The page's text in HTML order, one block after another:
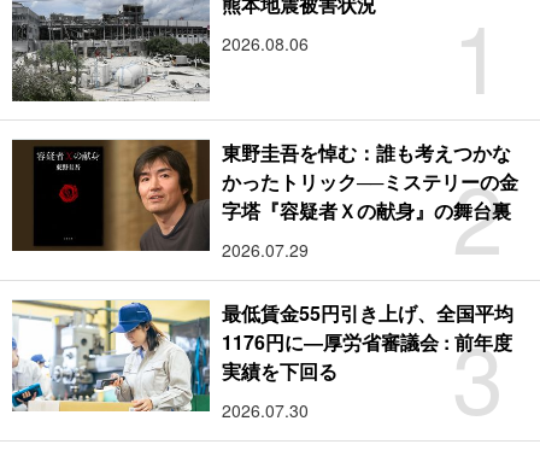
1
2026.08.06
2
東野圭吾を悼む：誰も考えつかな
かったトリック──ミステリーの金
字塔『容疑者Ｘの献身』の舞台裏
2026.07.29
3
最低賃金55円引き上げ、全国平均
1176円に―厚労省審議会 : 前年度
実績を下回る
2026.07.30